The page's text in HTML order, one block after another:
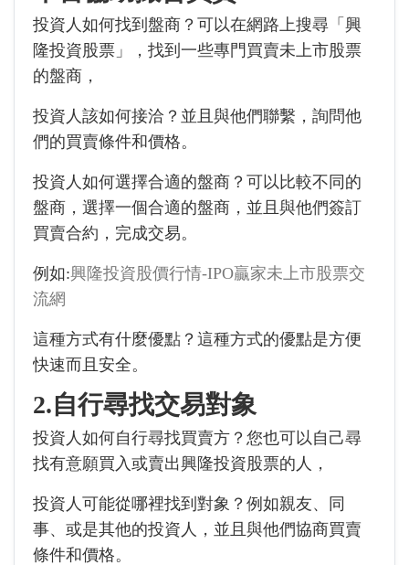
投資人如何找到盤商？可以在網路上搜尋「興
隆投資股票」，找到一些專門買賣未上市股票
的盤商，
投資人該如何接洽？並且與他們聯繫，詢問他
們的買賣條件和價格。
投資人如何選擇合適的盤商？可以比較不同的
盤商，選擇一個合適的盤商，並且與他們簽訂
買賣合約，完成交易。
例如:興隆投資股價行情-IPO贏家未上市股票交
流網
這種方式有什麼優點？這種方式的優點是方便
快速而且安全。
2.自行尋找交易對象
投資人如何自行尋找買賣方？您也可以自己尋
找有意願買入或賣出興隆投資股票的人，
投資人可能從哪裡找到對象？例如親友、同
事、或是其他的投資人，並且與他們協商買賣
條件和價格。